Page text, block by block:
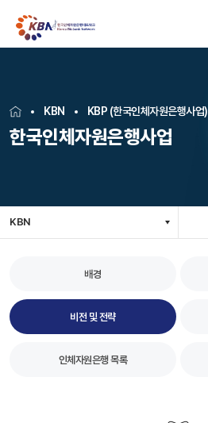
KBN KBP (한국인체자원은행사업)
한국인체자원은행사업
KBN
배경
비전 및 전략
인체자원은행 목록